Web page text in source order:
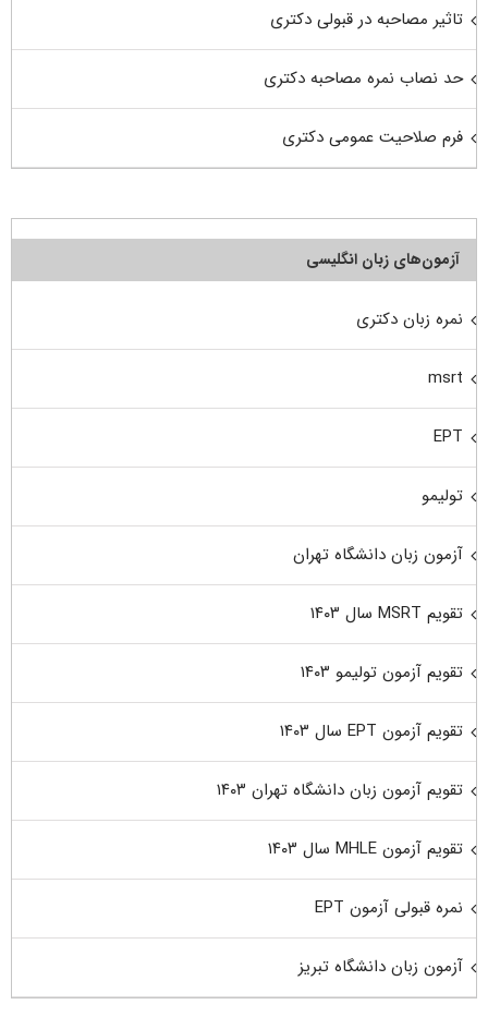
تاثیر مصاحبه در قبولی دکتری
حد نصاب نمره مصاحبه دکتری
فرم صلاحیت عمومی دکتری
آزمون‌های زبان انگلیسی
نمره زبان دکتری
msrt
EPT
تولیمو
آزمون زبان دانشگاه تهران
تقویم MSRT سال ۱۴۰۳
تقویم آزمون تولیمو ۱۴۰۳
تقویم آزمون EPT سال ۱۴۰۳
تقویم آزمون زبان دانشگاه تهران ۱۴۰۳
تقویم آزمون MHLE سال ۱۴۰۳
نمره قبولی آزمون EPT
آزمون زبان دانشگاه تبریز